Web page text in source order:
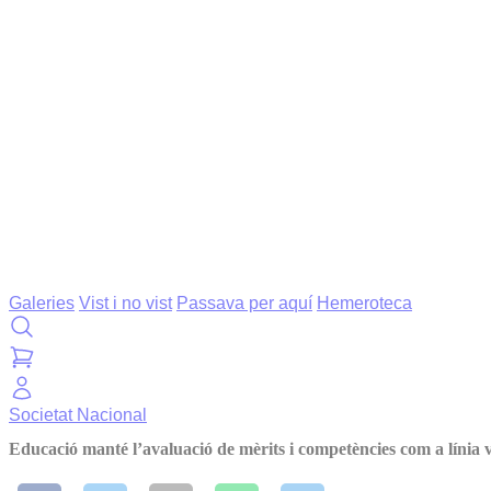
Galeries Vist i no vist Passava per aquí Hemeroteca
Societat Nacional
Educació manté l’avaluació de mèrits i competències com a línia